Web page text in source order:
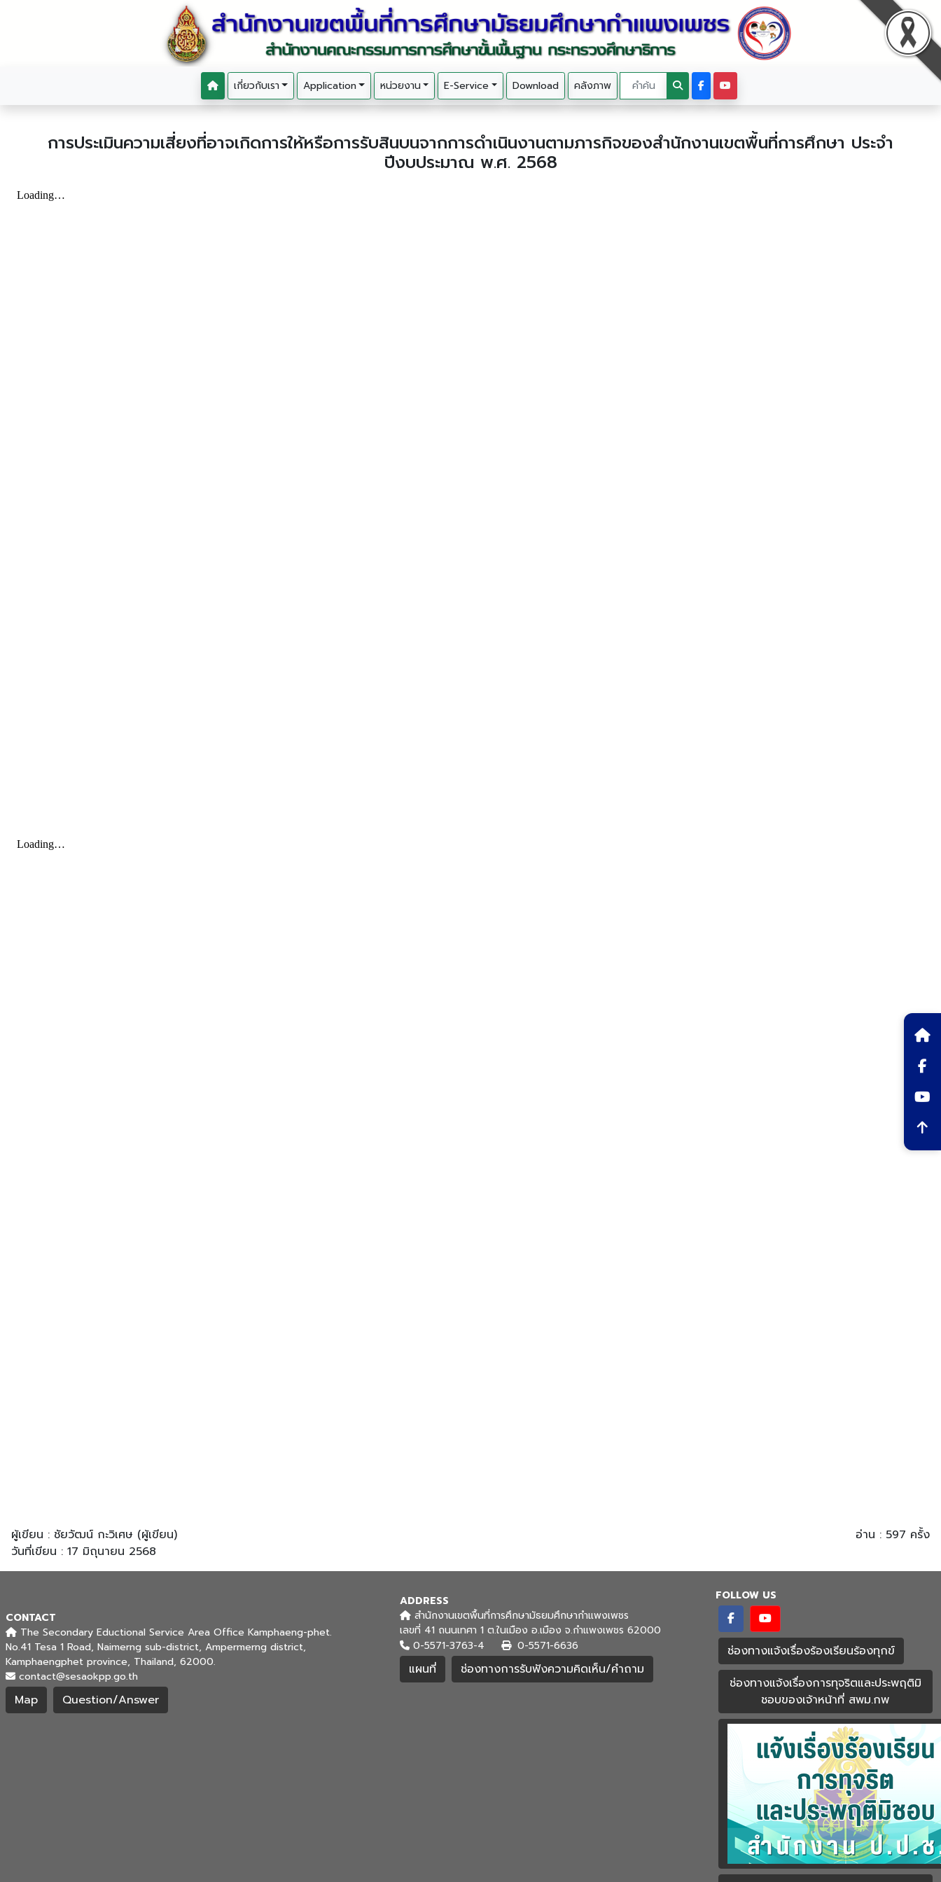
เกี่ยวกับเรา Application หน่วยงาน E-Service Download คลังภาพ
การประเมินความเสี่ยงที่อาจเกิดการให้หรือการรับสินบนจากการดำเนินงานตามภารกิจของสำนักงานเขตพื้นที่การศึกษา ประจำ
ปีงบประมาณ พ.ศ. 2568
ผู้เขียน : ชัยวัฒน์ กะวิเศษ (ผู้เขียน)
อ่าน : 597 ครั้ง
วันที่เขียน : 17 มิถุนายน 2568
CONTACT
The Secondary Eductional Service Area Office Kamphaeng-phet.
No.41 Tesa 1 Road, Naimerng sub-district, Ampermerng district,
Kamphaengphet province, Thailand, 62000.
contact@sesaokpp.go.th
Map Question/Answer
ADDRESS
สำนักงานเขตพื้นที่การศึกษามัธยมศึกษากำแพงเพชร
เลขที่ 41 ถนนเทศา 1 ต.ในเมือง อ.เมือง จ.กำแพงเพชร 62000
0-5571-3763-4
0-5571-6636
แผนที่ ช่องทางการรับฟังความคิดเห็น/คำถาม
FOLLOW US
ช่องทางแจ้งเรื่องร้องเรียนร้องทุกข์
ช่องทางแจ้งเรื่องการทุจริตและประพฤติมิ
ชอบของเจ้าหน้าที่ สพม.กพ